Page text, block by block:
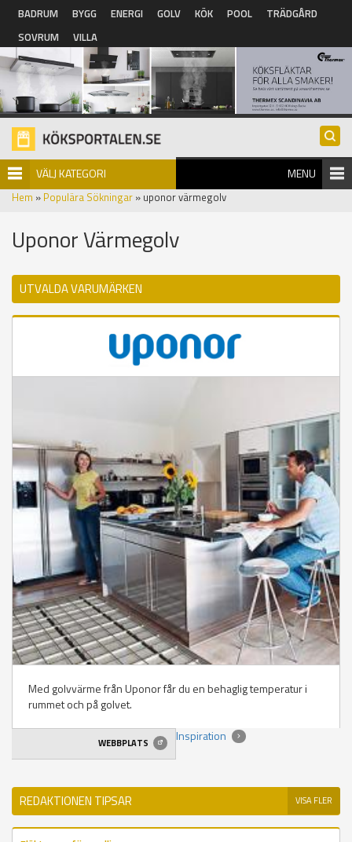
Hoppa till huvudinnehåll
BADRUM BYGG ENERGI GOLV KÖK POOL
TRÄDGÅRD
SOVRUM
VILLA
VÄLJ KATEGORI MENU
Hem » Populära Sökningar » uponor värmegolv
Uponor Värmegolv
UTVALDA VARUMÄRKEN
Med golvvärme från Uponor får du en behaglig temperatur i
rummet och på golvet.
Inspiration
WEBBPLATS
REDAKTIONEN TIPSAR VISA FLER